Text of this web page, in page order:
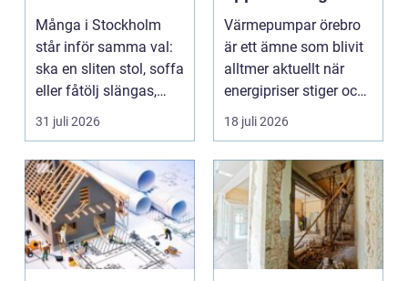
vackra möbler
Många i Stockholm
står inför samma val:
ska en sliten stol, soffa
eller fåtölj slängas,
säljas billi...
31 juli 2026
hus och
fastigheter
Värmepumpar örebro
är ett ämne som blivit
alltmer aktuellt när
energipriser stiger och
fler vill sän...
18 juli 2026